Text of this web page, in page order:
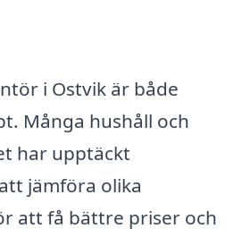
i Ostvik är både
Många hushåll och
har upptäckt
jämföra olika
att få bättre priser och